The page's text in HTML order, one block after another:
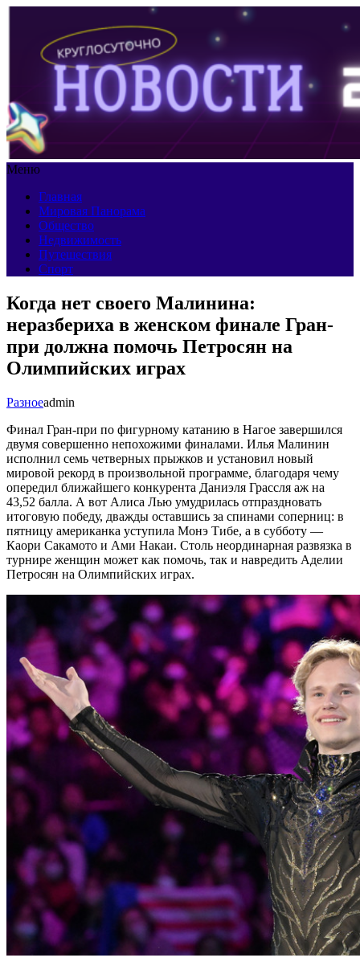
Меню
Главная
Мировая Панорама
Общество
Недвижимость
Путешествия
Спорт
Когда нет своего Малинина:
неразбериха в женском финале Гран-
при должна помочь Петросян на
Олимпийских играх
Разноеadmin
Финал Гран-при по фигурному катанию в Нагое завершился
двумя совершенно непохожими финалами. Илья Малинин
исполнил семь четверных прыжков и установил новый
мировой рекорд в произвольной программе, благодаря чему
опередил ближайшего конкурента Даниэля Грассля аж на
43,52 балла. А вот Алиса Лью умудрилась отпраздновать
итоговую победу, дважды оставшись за спинами соперниц: в
пятницу американка уступила Монэ Тибе, а в субботу —
Каори Сакамото и Ами Накаи. Столь неординарная развязка в
турнире женщин может как помочь, так и навредить Аделии
Петросян на Олимпийских играх.